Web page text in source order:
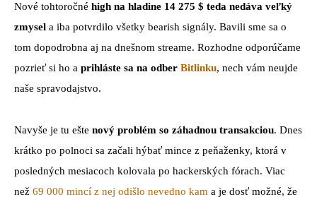
Nové tohtoročné high na hladine 14 275 $ teda nedáva veľký
zmysel a iba potvrdilo všetky bearish signály. Bavili sme sa o
tom dopodrobna aj na dnešnom streame. Rozhodne odporúčame
pozrieť si ho a prihláste sa na odber Bitlinku, nech vám neujde
naše spravodajstvo.
Navyše je tu ešte nový problém so záhadnou transakciou. Dnes
krátko po polnoci sa začali hýbať mince z peňaženky, ktorá v
posledných mesiacoch kolovala po hackerských fórach. Viac
než 69 000 mincí z nej odišlo nevedno kam a je dosť možné, že